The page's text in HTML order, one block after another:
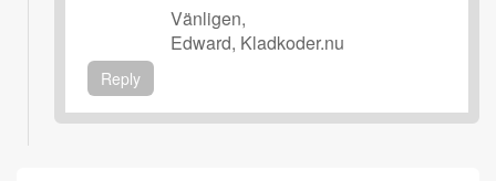
Vänligen,
Edward, Kladkoder.nu
Reply